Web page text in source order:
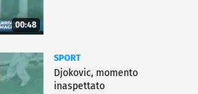
00:48
SPORT
Djokovic, momento
inaspettato